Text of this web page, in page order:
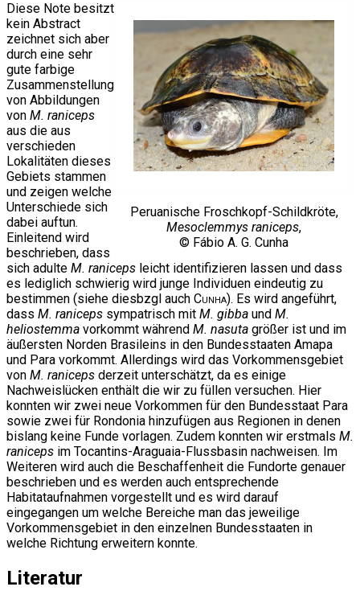
Peruanische Froschkopf-Schildkröte,
Mesoclemmys raniceps,
© Fábio A. G. Cunha
Diese Note besitzt
kein Abstract
zeichnet sich aber
durch eine sehr
gute farbige
Zusammenstellung
von Abbildungen
von M. raniceps
aus die aus
verschieden
Lokalitäten dieses
Gebiets stammen
und zeigen welche
Unterschiede sich
dabei auftun.
Einleitend wird
beschrieben, dass
sich adulte M. raniceps leicht identifizieren lassen und dass
es lediglich schwierig wird junge Individuen eindeutig zu
bestimmen (siehe diesbzgl auch Cunha). Es wird angeführt,
dass M. raniceps sympatrisch mit M. gibba und M.
heliostemma vorkommt während M. nasuta größer ist und im
äußersten Norden Brasileins in den Bundesstaaten Amapa
und Para vorkommt. Allerdings wird das Vorkommensgebiet
von M. raniceps derzeit unterschätzt, da es einige
Nachweislücken enthält die wir zu füllen versuchen. Hier
konnten wir zwei neue Vorkommen für den Bundesstaat Para
sowie zwei für Rondonia hinzufügen aus Regionen in denen
bislang keine Funde vorlagen. Zudem konnten wir erstmals M.
raniceps im Tocantins-Araguaia-Flussbasin nachweisen. Im
Weiteren wird auch die Beschaffenheit die Fundorte genauer
beschrieben und es werden auch entsprechende
Habitataufnahmen vorgestellt und es wird darauf
eingegangen um welche Bereiche man das jeweilige
Vorkommensgebiet in den einzelnen Bundesstaaten in
welche Richtung erweitern konnte.
Literatur